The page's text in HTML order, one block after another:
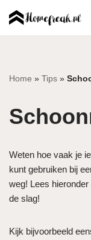
inhoud
Home » Tips »
Weten hoe vaak je
kunt gebruiken bij
weg! Lees
de slag!
Kijk bijvoorbeeld